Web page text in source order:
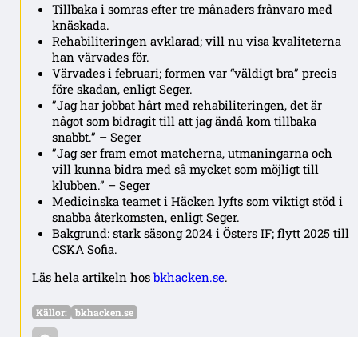
Tillbaka i somras efter tre månaders frånvaro med
knäskada.
Rehabiliteringen avklarad; vill nu visa kvaliteterna
han värvades för.
Värvades i februari; formen var “väldigt bra” precis
före skadan, enligt Seger.
”Jag har jobbat hårt med rehabiliteringen, det är
något som bidragit till att jag ändå kom tillbaka
snabbt.” – Seger
”Jag ser fram emot matcherna, utmaningarna och
vill kunna bidra med så mycket som möjligt till
klubben.” – Seger
Medicinska teamet i Häcken lyfts som viktigt stöd i
snabba återkomsten, enligt Seger.
Bakgrund: stark säsong 2024 i Östers IF; flytt 2025 till
CSKA Sofia.
Läs hela artikeln hos bkhacken.se.
Källor: bkhacken.se